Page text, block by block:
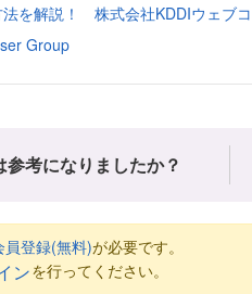
を解説！ 株式会社KDDIウェブ
Group
参考になりましたか？
員登録(無料)が必要です。
ンを行ってください。